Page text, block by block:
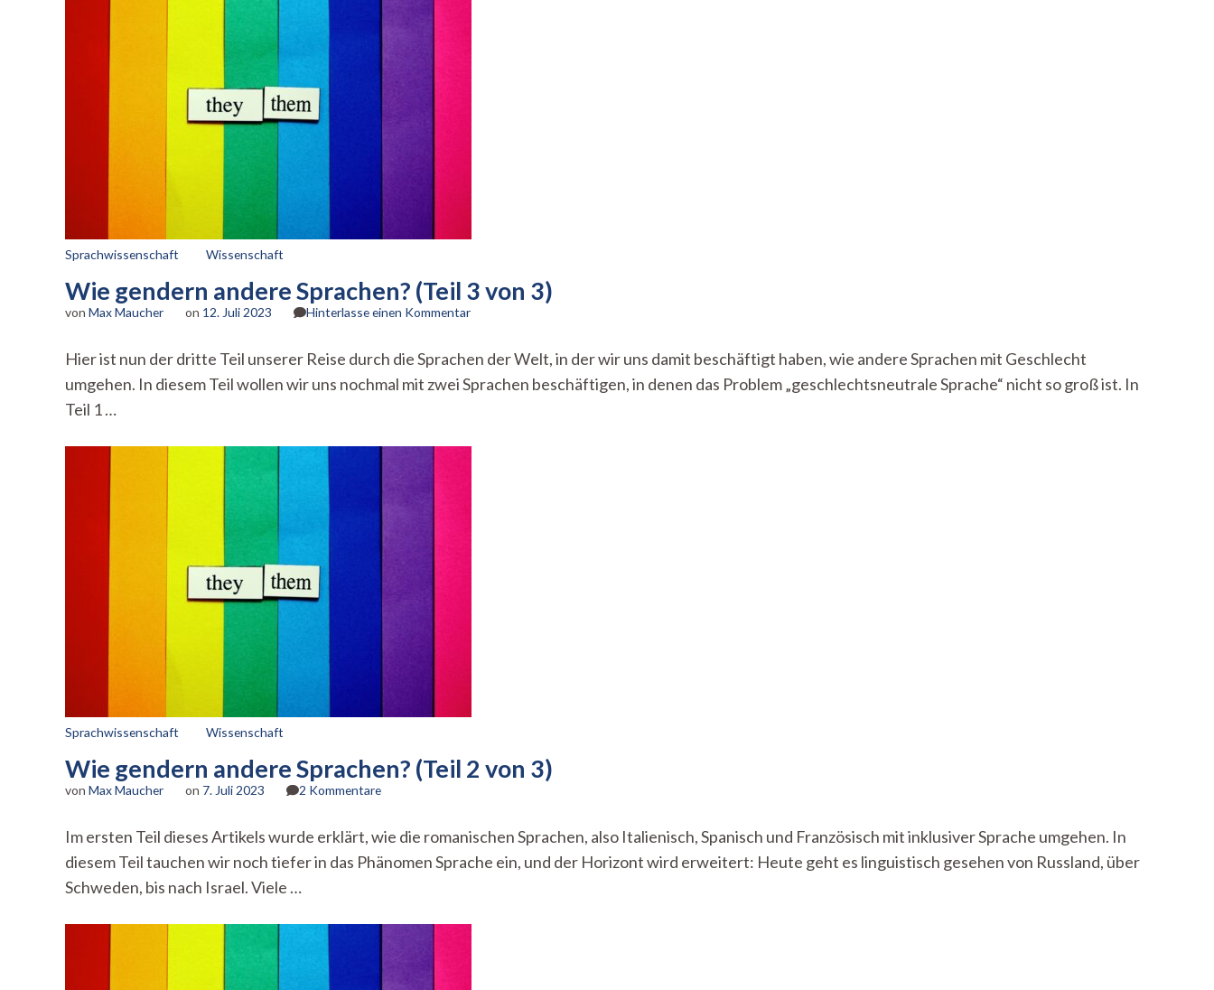
Sprachwissenschaft Wissenschaft
Wie gendern andere Sprachen? (Teil 3 von 3)
von Max Maucher on 12. Juli 2023 Hinterlasse einen Kommentarzu
andere
Sprachen?
Hier ist nun der dritte Teil unserer Reise durch die Sprachen der Welt, in der wir uns damit beschäftigt haben, wie andere Sprachen mit Geschlecht
umgehen. In diesem Teil wollen wir uns nochmal mit zwei Sprachen beschäftigen, in denen das Problem „geschlechtsneutrale Sprache“ nicht so groß ist. In
Teil 1 …
Sprachwissenschaft Wissenschaft
Wie gendern andere Sprachen? (Teil 2 von 3)
von Max Maucher on 7. Juli 2023 2 Kommentarezu
andere
Sprachen?
Im ersten Teil dieses Artikels wurde erklärt, wie die romanischen Sprachen, also Italienisch, Spanisch und Französisch mit inklusiver Sprache umgehen. In
diesem Teil tauchen wir noch tiefer in das Phänomen Sprache ein, und der Horizont wird erweitert: Heute geht es linguistisch gesehen von Russland, über
Schweden, bis nach Israel. Viele …